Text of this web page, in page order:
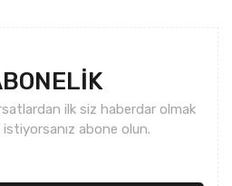
ilk siz haberdar olmak
abone olun.